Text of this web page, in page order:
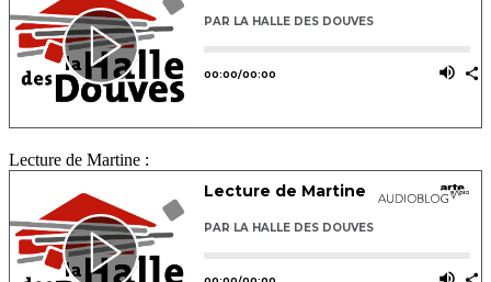
Lecture de Martine :